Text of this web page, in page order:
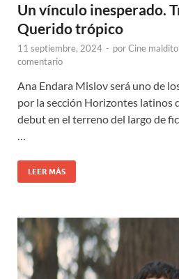
Un vínculo inesperado.
Querido trópico
11 septiembre, 2024 - porCine
comentario
Ana Endara Mislov será uno de
por la sección Horizontes latinos
debut en el terreno del largo de
…
LEER MÁS